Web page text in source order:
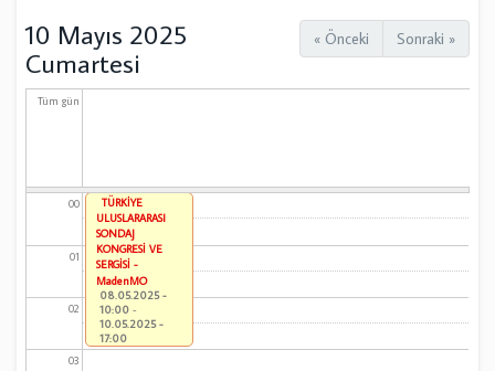
« Önceki Sonraki »
10 Mayıs 2025
Cumartesi
Tüm gün
00
01
02
03
TÜRKİYE
ULUSLARARASI
SONDAJ
KONGRESİ VE
SERGİSİ -
MadenMO
08.05.2025 -
10:00 -
10.05.2025 -
17:00